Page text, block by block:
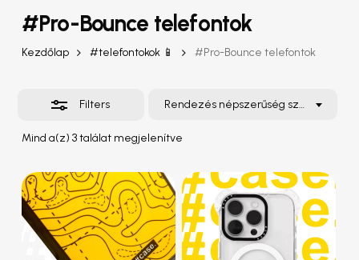
#Pro-Bounce telefontok
Kezdőlap #telefontokok 📱 #Pro-Bounce telefontok
Filters
Mind a(z) 3 találat megjelenítveSorted
Rendezés népszerűség szerint